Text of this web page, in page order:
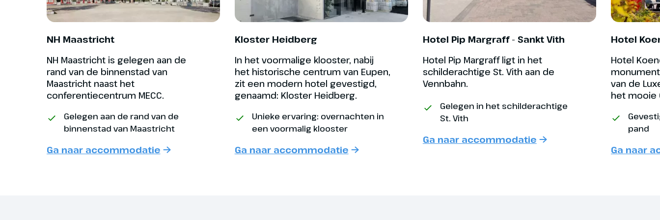
bij Waimes en langs de Montenauer
hammenrokerij met als eindpunt Sankt Vith. In
historische gedenkteken dat overeind is
verwoest werd. (ca. 61 km)
De Belgische Hoge
Venen
NH Maastricht
NH Maastricht is gelegen aan de
rand van de binnenstad van
Maastricht naast het
conferentiecentrum MECC.
Gelegen aan de rand van de
binnenstad van Maastricht
Ga naar accommodatie
Kloster Heidberg
In het voormalige klooster, nabij
het historische centrum van Eupen,
zit een modern hotel gevestigd,
genaamd: Kloster Heidberg.
Unieke ervaring: overnachten in
een voormalig klooster
Ga naar accommodatie
Hotel Pip Margraff - Sankt Vith
Hotel Pip Margraff ligt in het
schilderachtige St. Vith aan de
Vennbahn.
Gelegen in het schilderachtige
St. Vith
Ga naar accommodatie
Hotel
Hotel
van de
het mooie
pand
Ga naar